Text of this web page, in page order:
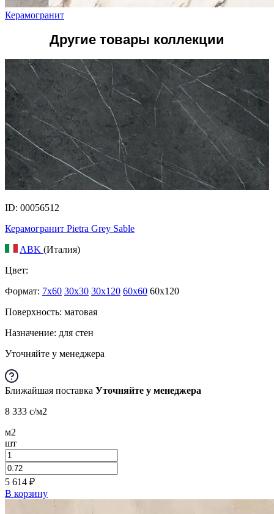
Керамогранит
Другие товары коллекции
ID: 00056512
Керамогранит Pietra Grey Sable
ABK (Италия)
Цвет:
Формат: 7x60 30x30 30x120 60x60 60x120
Поверхность: матовая
Назначение: для стен
Уточняйте у менеджера
Ближайшая поставка Уточняйте у менеджера
8 333 c/м2
м2
шт
5 614 ₽
В корзину